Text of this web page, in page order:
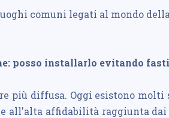
comuni legati al mondo
posso installarlo evitando
più diffusa. Oggi esistono
all'alta affidabilità raggiunta